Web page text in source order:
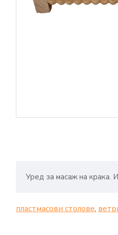
Уред за масаж на крака.
пластмасови столове,